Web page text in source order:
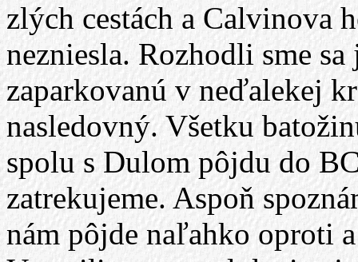
zlých cestách a Calvinova
nezniesla. Rozhodli sme
zaparkovanú v neďalekej
nasledovný. Všetku
spolu s Dulom pôjdu do
zatrekujeme. Aspoň
nám pôjde naľahko oproti